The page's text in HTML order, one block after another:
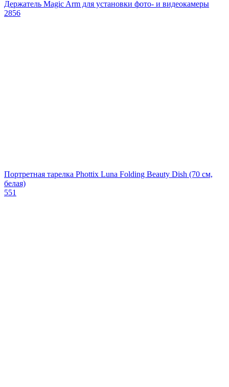
Держатель Magic Arm для установки фото- и видеокамеры
2856
Портретная тарелка Phottix Luna Folding Beauty Dish (70 см,
белая)
551